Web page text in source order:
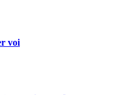
voi